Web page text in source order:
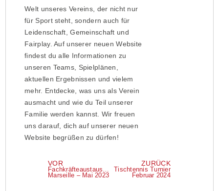
Welt unseres Vereins, der nicht nur
für Sport steht, sondern auch für
Leidenschaft, Gemeinschaft und
Fairplay. Auf unserer neuen Website
findest du alle Informationen zu
unseren Teams, Spielplänen,
aktuellen Ergebnissen und vielem
mehr. Entdecke, was uns als Verein
ausmacht und wie du Teil unserer
Familie werden kannst. Wir freuen
uns darauf, dich auf unserer neuen
Website begrüßen zu dürfen!
VOR
Fachkräfteaustausch
Marseille – Mai 2023
ZURÜCK
Tischtennis Turnier
Februar 2024